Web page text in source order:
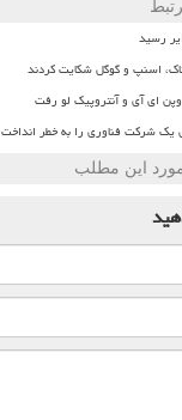
رسید
ای آی و آنتروپیک لو رفت
شرکت فناوری را به خطر انداخت
مورد این مطلب